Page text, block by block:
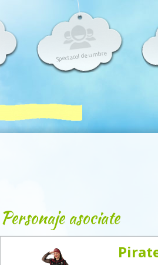
Spectacol de umbre
Personaje asociate